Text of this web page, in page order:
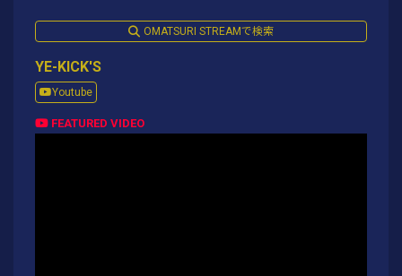
OMATSURI STREAMで検索
YE-KICK'S
Youtube
FEATURED VIDEO